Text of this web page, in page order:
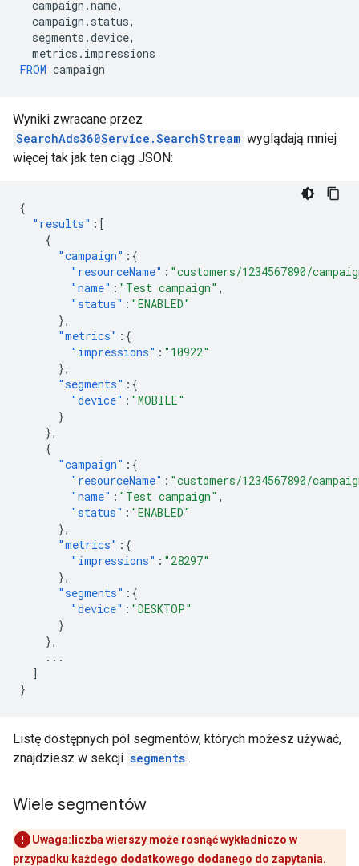
campaign .name,
campaign . status,
segments .device,
metrics . impressions
FROM campaign
Wyniki zwracane przez
SearchAds360Service.SearchStream wyglądają mniej
więcej tak jak ten ciąg JSON:
{
"results" :[
{
"campaign" :{
"resourceName" : "customers/1234567890/
"name" : "Test campaign" ,
"status" : "ENABLED"
},
"metrics" :{
"impressions" : "10922"
},
"segments" :{
"device" : "MOBILE"
}
},
{
"campaign" :{
"resourceName" : "customers/1234567890/
"name" : "Test campaign" ,
"status" : "ENABLED"
},
"metrics" :{
"impressions" : "28297"
},
"segments" :{
"device" : "DESKTOP"
}
},
...
]
}
Listę dostępnych pól segmentów, których możesz używać,
znajdziesz w sekcji segments .
Wiele segmentów
Uwaga:liczba wierszy może rosnąć wykładniczo w
przypadku każdego dodatkowego dodanego do zapytania.